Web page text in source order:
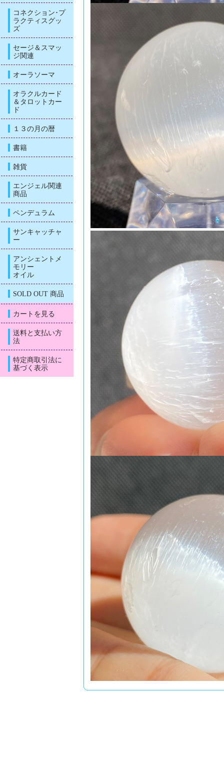
コネクション･プ
ラクティスグッ
ズ
セージ＆スマッ
ジ関連
オーラソーマ
オラクルカード
＆タロットカー
ド
１３の月の暦
書籍
雑貨
エンジェル関連
商品
ペンデュラム
サンキャッチャ
ー
アンシェントメ
モリー
オイル
SOLD OUT 商品
カートを見る
送料と支払い方
法
特定商取引法に
基づく表示